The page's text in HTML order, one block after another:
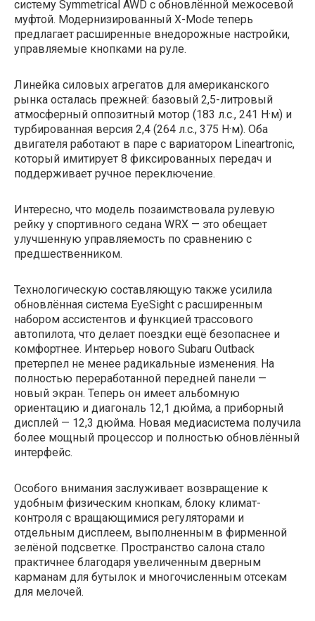
систему Symmetrical AWD с обновлённой межосевой
муфтой. Модернизированный X-Mode теперь
предлагает расширенные внедорожные настройки,
управляемые кнопками на руле.
Линейка силовых агрегатов для американского
рынка осталась прежней: базовый 2,5-литровый
атмосферный оппозитный мотор (183 л.с., 241 Н·м) и
турбированная версия 2,4 (264 л.с., 375 Н·м). Оба
двигателя работают в паре с вариатором Lineartronic,
который имитирует 8 фиксированных передач и
поддерживает ручное переключение.
Интересно, что модель позаимствовала рулевую
рейку у спортивного седана WRX — это обещает
улучшенную управляемость по сравнению с
предшественником.
Технологическую составляющую также усилила
обновлённая система EyeSight с расширенным
набором ассистентов и функцией трассового
автопилота, что делает поездки ещё безопаснее и
комфортнее. Интерьер нового Subaru Outback
претерпел не менее радикальные изменения. На
полностью переработанной передней панели —
новый экран. Теперь он имеет альбомную
ориентацию и диагональ 12,1 дюйма, а приборный
дисплей — 12,3 дюйма. Новая медиасистема получила
более мощный процессор и полностью обновлённый
интерфейс.
Особого внимания заслуживает возвращение к
удобным физическим кнопкам, блоку климат-
контроля с вращающимися регуляторами и
отдельным дисплеем, выполненным в фирменной
зелёной подсветке. Пространство салона стало
практичнее благодаря увеличенным дверным
карманам для бутылок и многочисленным отсекам
для мелочей.